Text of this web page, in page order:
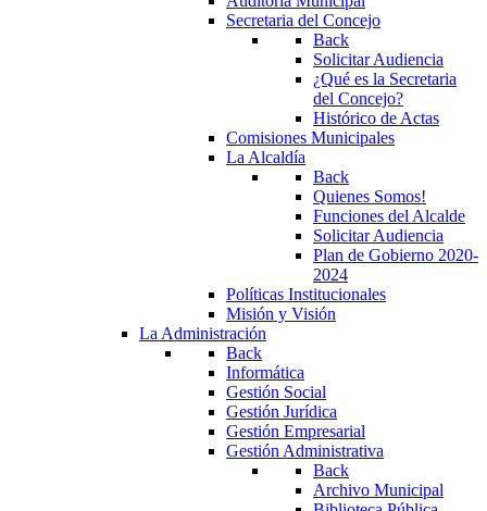
Secretaria del Concejo
Back
Solicitar Audiencia
¿Qué es la Secretaria
del Concejo?
Histórico de Actas
Comisiones Municipales
La Alcaldía
Back
Quienes Somos!
Funciones del Alcalde
Solicitar Audiencia
Plan de Gobierno 2020-
2024
Políticas Institucionales
Misión y Visión
La Administración
Back
Informática
Gestión Social
Gestión Jurídica
Gestión Empresarial
Gestión Administrativa
Back
Archivo Municipal